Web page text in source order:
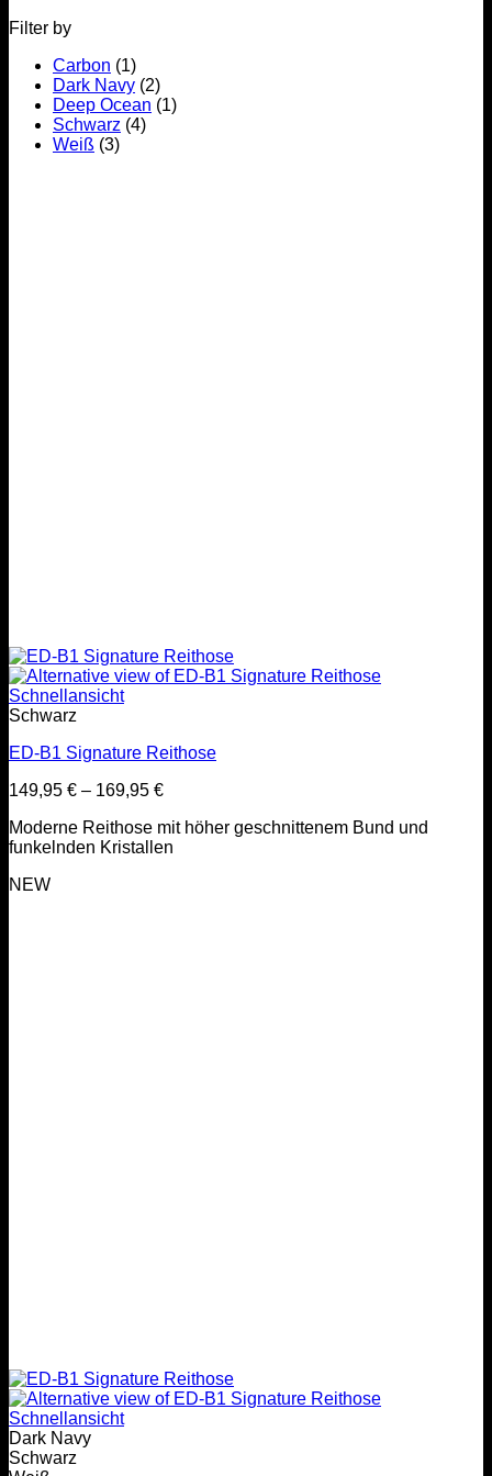
Filter by
Carbon (1)
Dark Navy (2)
Deep Ocean (1)
Schwarz (4)
Weiß (3)
Schnellansicht
Schwarz
ED-B1 Signature Reithose
149,95 € – 169,95 €
Moderne Reithose mit höher geschnittenem Bund und
funkelnden Kristallen
NEW
Schnellansicht
Dark Navy
Schwarz